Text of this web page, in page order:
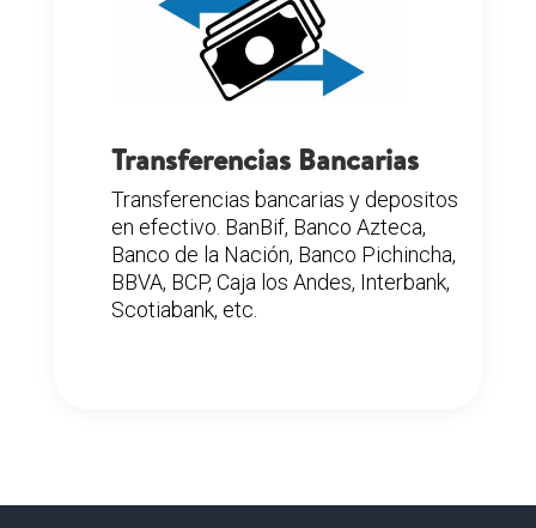
Transferencias Bancarias
Transferencias bancarias y depositos
en efectivo. BanBif, Banco Azteca,
Banco de la Nación, Banco Pichincha,
BBVA, BCP, Caja los Andes, Interbank,
Scotiabank, etc.